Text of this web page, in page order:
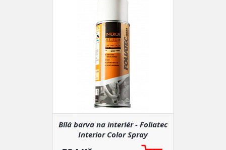
Bílá barva na interiér - Foliatec
Interior Color Spray